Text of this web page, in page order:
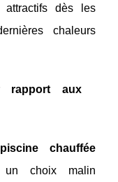
attractifs dès les
chaleurs
rapport aux
chauffée
un choix malin